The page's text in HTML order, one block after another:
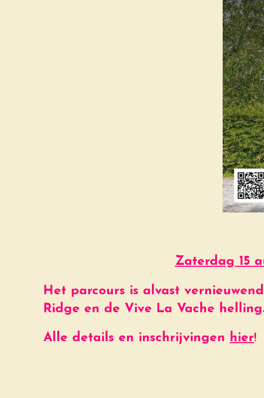
Zaterdag 15
Het parcours is alvast
Ridge en de Vive La Vache
Alle details en inschrijvingen hier!